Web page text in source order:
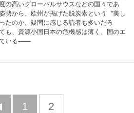
の高いグローバルサウスなどの国々であ
勢から、欧州が掲げた脱炭素という〝美し
たのか、疑問に感じる読者も多いだろ
も、資源小国日本の危機感は薄く、国のエ
ている――
前
1 2